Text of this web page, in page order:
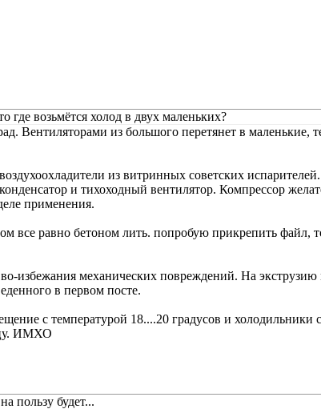
где возьмётся холод в двух маленьких?
Вентиляторами из большого перетянет в маленькие,
из витринных советских испарителей.
и тихоходный вентилятор. Компрессор
применения.
все равно бетоном лить. попробую прикрепить файл,
избежания механических повреждений. На экструзию
в первом посте.
с температурой 18....20 градусов и холодильники
ИМХО
пользу будет...